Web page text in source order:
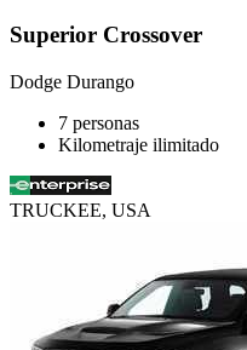
Superior Crossover
Dodge Durango
7 personas
Kilometraje ilimitado
TRUCKEE, USA